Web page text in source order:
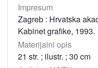
Impresum
Zagreb : Hrvatska
Kabinet grafike, 1993.
Materijalni opis
21 str. ; ilustr. ; 30 cm